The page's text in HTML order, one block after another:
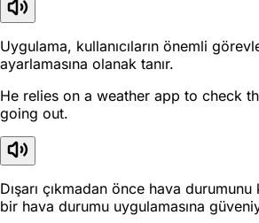
Uygulama, kullanıcıların önemli
ayarlamasına olanak tanır.
He relies on a weather app to check
going out.
Dışarı çıkmadan önce hava
bir hava durumu uygulamasına